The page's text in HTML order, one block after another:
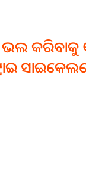
କରିବାକୁ